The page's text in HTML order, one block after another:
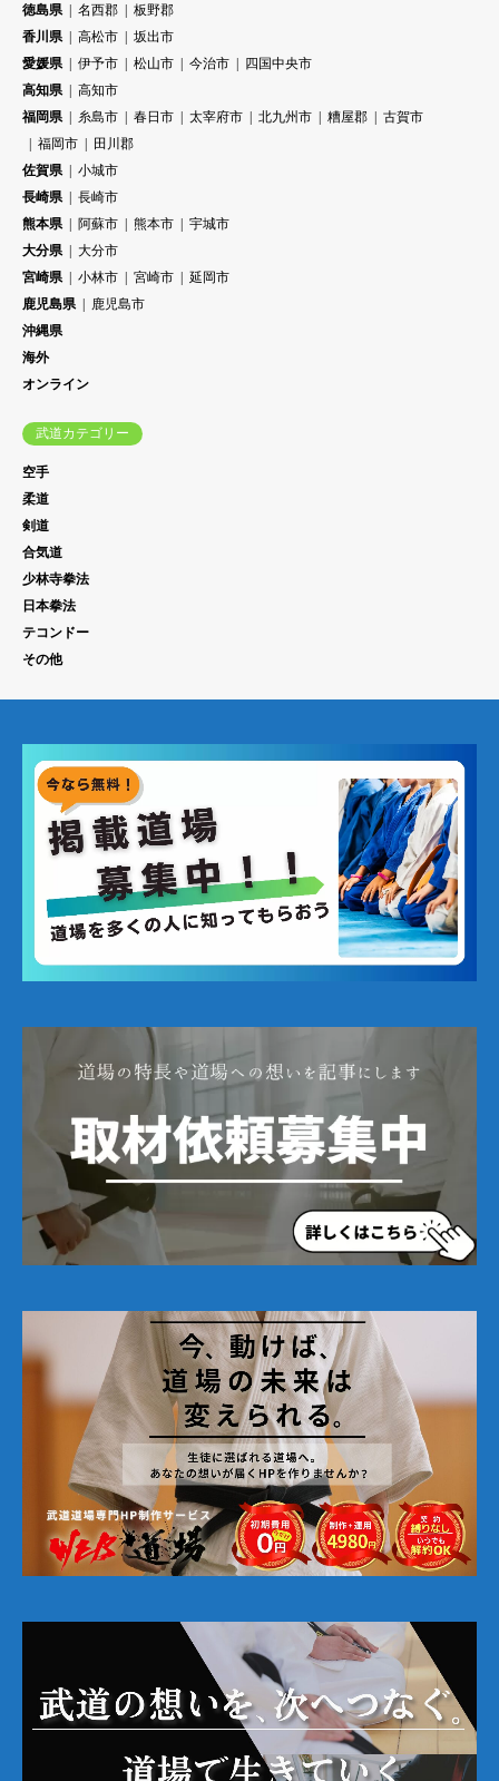
徳島県
名西郡
板野郡
香川県
高松市
坂出市
愛媛県
伊予市 松山市 今治市
四国中央市
高知県
高知市
福岡県
糸島市 春日市 太宰府市 北九州市 糟屋郡
古賀市
福岡市
田川郡
佐賀県
小城市
長崎県
長崎市
熊本県
阿蘇市 熊本市
宇城市
大分県
大分市
宮崎県
小林市 宮崎市
延岡市
鹿児島県
鹿児島市
沖縄県
海外
オンライン
武道カテゴリー
空手
柔道
剣道
合気道
少林寺拳法
日本拳法
テコンドー
その他